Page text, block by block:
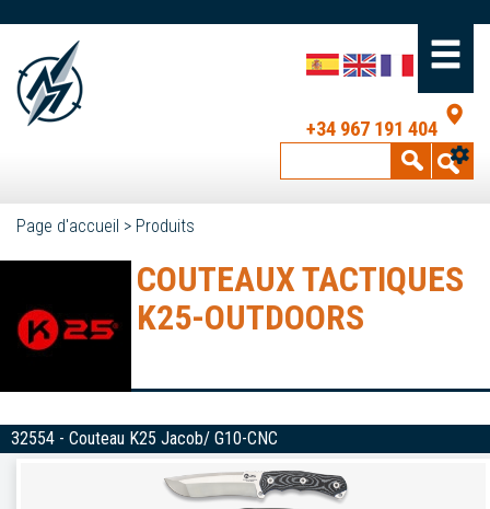
+34 967 191 404
Page d'accueil > Produits
COUTEAUX TACTIQUES
K25-OUTDOORS
32554 - Couteau K25 Jacob/ G10-CNC